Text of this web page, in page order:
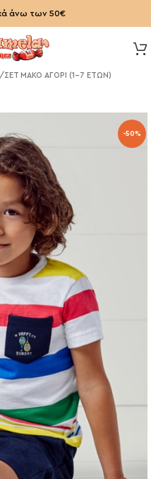
άνω των 50€
/ΣΕΤ ΜΑΚΟ ΑΓΟΡΙ (1-7 ΕΤΩΝ)
-50%